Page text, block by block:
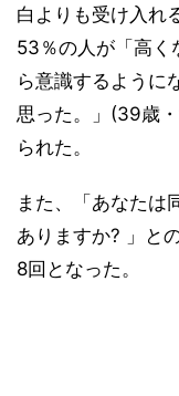
白よりも受け入れ
53％の人が「高く
ら意識するように
思った。」(39歳
られた。
また、「あなたは
ありますか? 」と
8回となった。